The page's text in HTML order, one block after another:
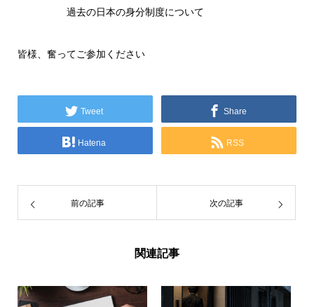
過去の日本の身分制度について
皆様、奮ってご参加ください
Tweet Share
Hatena RSS
前の記事 次の記事
関連記事